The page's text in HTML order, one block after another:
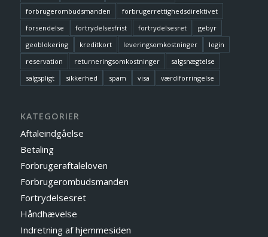
forbrugerombudsmanden
forbrugerrettighedsdirektivet
forsendelse
fortrydelsesfrist fortrydelsesret
gebyr
geoblokering
kreditkort leveringsomkostninger
login
reservation
returneringsomkostninger
salgsnægtelse
salgspligt
sikkerhed spam visa værdiforringelse
KATEGORIER
Aftaleindgåelse
Betaling
Forbrugeraftaleloven
Forbrugerombudsmanden
Fortrydelsesret
Håndhævelse
Indretning af hjemmesiden